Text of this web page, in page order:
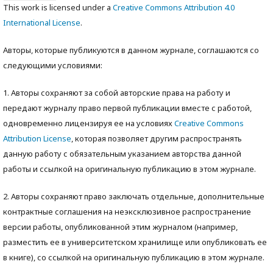
This work is licensed under a Creative Commons Attribution 4.0
International License.
Авторы, которые публикуются в данном журнале, соглашаются со
следующими условиями:
1. Авторы сохраняют за собой авторские права на работу и
передают журналу право первой публикации вместе с работой,
одновременно лицензируя ее на условияхCreative Commons
Attribution License, которая позволяет другим распространять
данную работу с обязательным указанием авторства данной
работы и ссылкой на оригинальную публикацию в этом журнале.
2. Авторы сохраняют право заключать отдельные, дополнительные
контрактные соглашения на неэксклюзивное распространение
версии работы, опубликованной этим журналом (например,
разместить ее в университетском хранилище или опубликовать ее
в книге), со ссылкой на оригинальную публикацию в этом журнале.